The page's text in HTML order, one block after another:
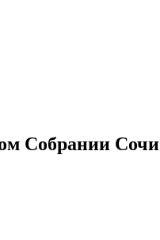
Собрании Сочи